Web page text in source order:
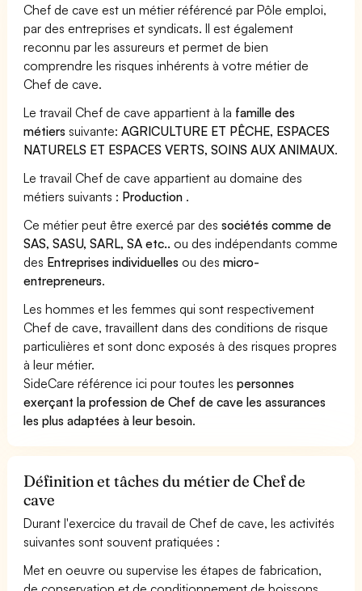
Chef de cave est un métier référencé par Pôle emploi,
par des entreprises et syndicats. Il est également
reconnu par les assureurs et permet de bien
comprendre les risques inhérents à votre métier de
Chef de cave.
Le travail Chef de cave appartient à la famille des
métiers suivante:AGRICULTURE ET PÊCHE, ESPACES
NATURELS ET ESPACES VERTS, SOINS AUX ANIMAUX.
Le travail Chef de cave appartient au domaine des
métiers suivants : Production .
Ce métier peut être exercé par dessociétés comme de
SAS, SASU, SARL, SA etc.. ou des indépendants comme
des Entreprises individuelles ou desmicro-
entrepreneurs.
Les hommes et les femmes qui sont respectivement
Chef de cave, travaillent dans des conditions de risque
particulières et sont donc exposés à des risques propres
à leur métier.
SideCare référence ici pour toutes lespersonnes
exerçant la profession de Chef de cave les assurances
les plus adaptées à leur besoin.
Définition et tâches du métier de Chef de
cave
Durant l'exercice du travail de Chef de cave, les activités
suivantes sont souvent pratiquées :
Met en oeuvre ou supervise les étapes de fabrication,